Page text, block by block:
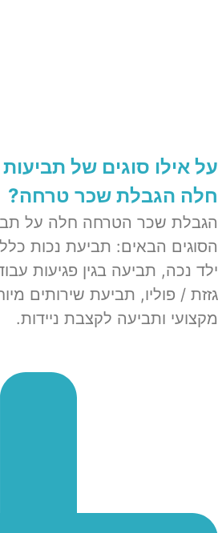
על אילו סוגים של
חלה הגבלת שכר טרחה?
הגבלת שכר הטרחה חלה על
הסוגים הבאים: תביעת נכות
ילד נכה, תביעה בגין פגיעות
גזזת / פוליו, תביעת שירותים
מקצועי ותביעה לקצבת ניידות.